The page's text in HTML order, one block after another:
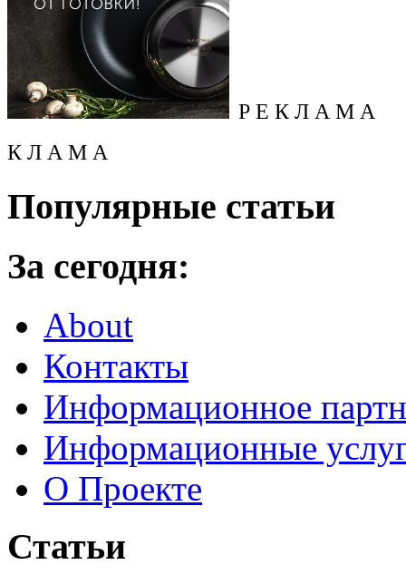
Р Е К Л А М А
К Л А М А
Популярные статьи
За сегодня:
About
Контакты
Информационное
Информационные
О Проекте
Статьи